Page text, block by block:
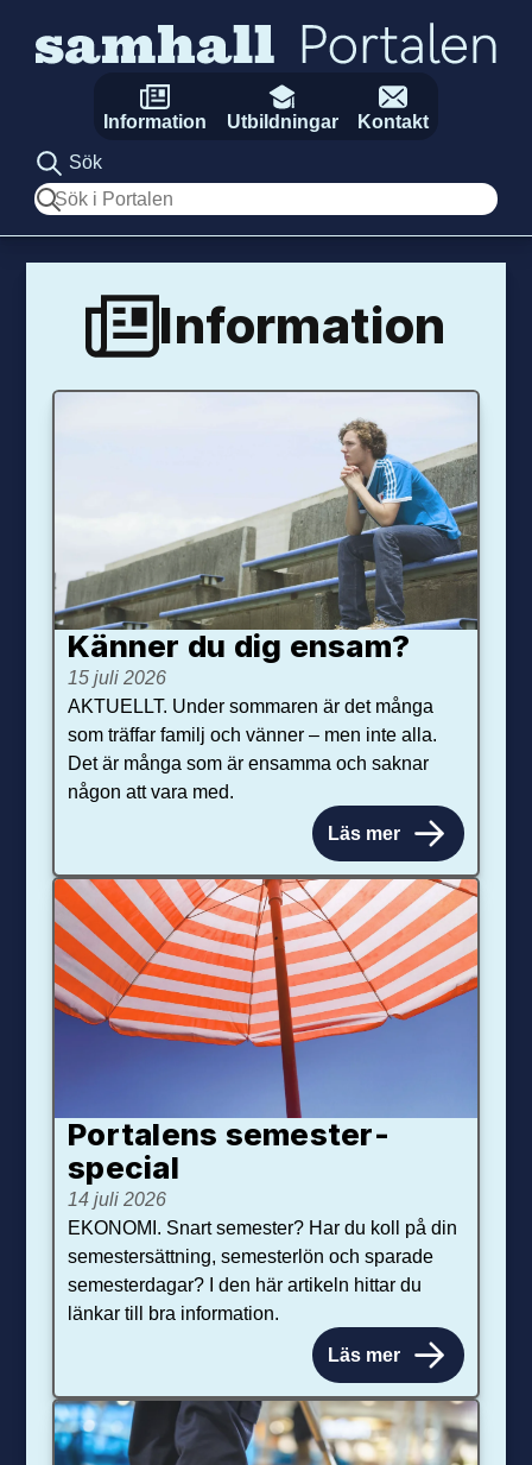
Information Utbildningar
Kontakt
Sök
Sök
Information
Känner du dig ensam?
15 juli 2026
AKTUELLT. Under sommaren är det många
som träffar familj och vänner – men inte alla.
Det är många som är ensamma och saknar
någon att vara med.
Läs mer
Portalens semester­
special
14 juli 2026
EKONOMI. Snart semester? Har du koll på din
semestersättning, semesterlön och sparade
semesterdagar? I den här artikeln hittar du
länkar till bra information.
Läs mer